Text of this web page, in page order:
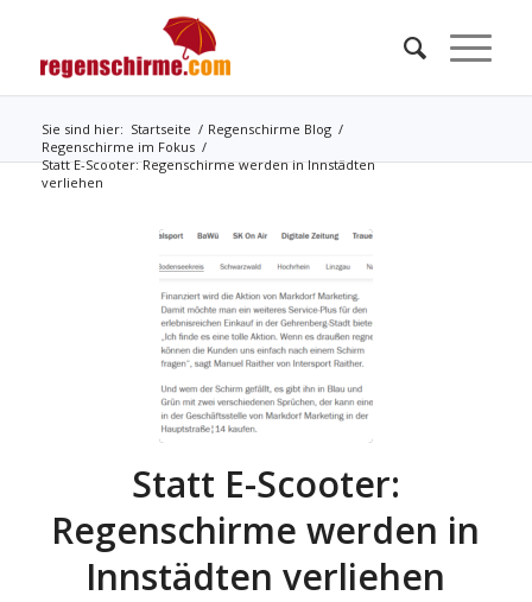
Sie sind hier: Startseite / Regenschirme Blog /
Regenschirme im Fokus /
Statt E-Scooter: Regenschirme werden in Innstädten
verliehen
Statt E-Scooter:
Regenschirme werden in
Innstädten verliehen